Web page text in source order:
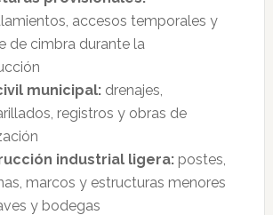
accesos temporales y
de cimbra durante la
municipal:drenajes,
registros y obras de
industrial ligera:postes,
marcos y estructuras menores
y bodegas